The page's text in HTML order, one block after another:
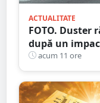
ACTUALITATE
FOTO. Duster
după un
implicarea
acum 11 ore